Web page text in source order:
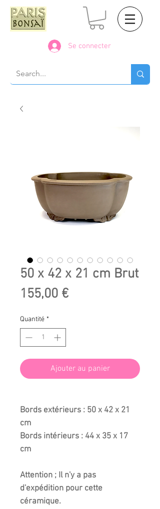
Se connecter
50 x 42 x 21 cm Brut
155,00 €Prix
Quantité *
Ajouter au panier
Bords extérieurs : 50 x 42 x 21
cm
Bords intérieurs : 44 x 35 x 17
cm
Attention ; Il n'y a pas
d'expédition pour cette
céramique.